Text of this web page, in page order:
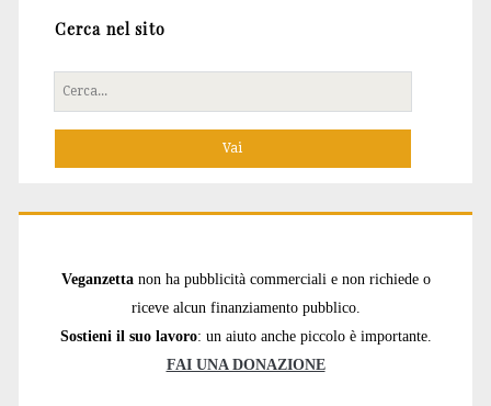
Cerca nel sito
Cerca
per:
Veganzetta non ha pubblicità commerciali e non richiede o
riceve alcun finanziamento pubblico.
Sostieni il suo lavoro: un aiuto anche piccolo è importante.
FAI UNA DONAZIONE